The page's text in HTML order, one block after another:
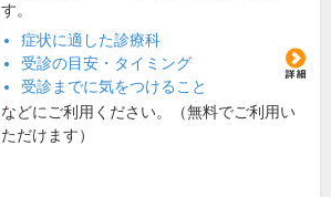
す。
症状に適した診療科
受診の目安・タイミング
受診までに気をつけること
などにご利用ください。（無料でご利用い
ただけます）